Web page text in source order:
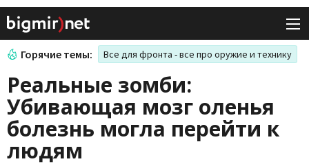
Горячие темы: Все для фронта - все про оружие и технику
Реальные зомби:
Убивающая мозг оленья
болезнь могла перейти к
людям